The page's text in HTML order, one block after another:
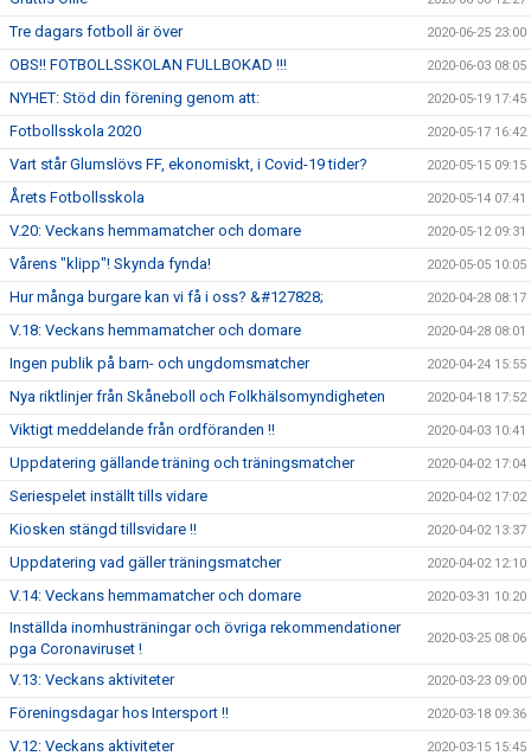
Tre dagars fotboll är över 2020-06-25 23:00
OBS!! FOTBOLLSSKOLAN FULLBOKAD !!! 2020-06-03 08:05
NYHET: Stöd din förening genom att: 2020-05-19 17:45
Fotbollsskola 2020 2020-05-17 16:42
Vart står Glumslövs FF, ekonomiskt, i Covid-19 tider? 2020-05-15 09:15
Årets Fotbollsskola 2020-05-14 07:41
V.20: Veckans hemmamatcher och domare 2020-05-12 09:31
Vårens "klipp"! Skynda fynda! 2020-05-05 10:05
Hur många burgare kan vi få i oss? &#127828; 2020-04-28 08:17
V.18: Veckans hemmamatcher och domare 2020-04-28 08:01
Ingen publik på barn- och ungdomsmatcher 2020-04-24 15:55
Nya riktlinjer från Skåneboll och Folkhälsomyndigheten 2020-04-18 17:52
Viktigt meddelande från ordföranden !! 2020-04-03 10:41
Uppdatering gällande träning och träningsmatcher 2020-04-02 17:04
Seriespelet inställt tills vidare 2020-04-02 17:02
Kiosken stängd tillsvidare !! 2020-04-02 13:37
Uppdatering vad gäller träningsmatcher 2020-04-02 12:10
V.14: Veckans hemmamatcher och domare 2020-03-31 10:20
Inställda inomhusträningar och övriga rekommendationer
pga Coronaviruset !
2020-03-25 08:06
V.13: Veckans aktiviteter 2020-03-23 09:00
Föreningsdagar hos Intersport !! 2020-03-18 09:36
V.12: Veckans aktiviteter 2020-03-15 15:45